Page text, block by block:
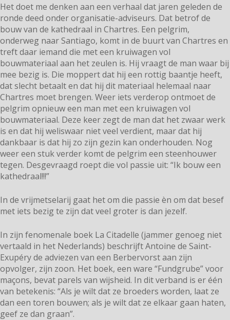
Het doet me denken aan een verhaal dat jaren geleden de
ronde deed onder organisatie-adviseurs. Dat betrof de
bouw van de kathedraal in Chartres. Een pelgrim,
onderweg naar Santiago, komt in de buurt van Chartres en
treft daar iemand die met een kruiwagen vol
bouwmateriaal aan het zeulen is. Hij vraagt de man waar bij
mee bezig is. Die moppert dat hij een rottig baantje heeft,
dat slecht betaalt en dat hij dit materiaal helemaal naar
Chartres moet brengen. Weer iets verderop ontmoet de
pelgrim opnieuw een man met een kruiwagen vol
bouwmateriaal. Deze keer zegt de man dat het zwaar werk
is en dat hij weliswaar niet veel verdient, maar dat hij
dankbaar is dat hij zo zijn gezin kan onderhouden. Nog
weer een stuk verder komt de pelgrim een steenhouwer
tegen. Desgevraagd roept die vol passie uit: “Ik bouw een
kathedraal!!!”
In de vrijmetselarij gaat het om die passie èn om dat besef
met iets bezig te zijn dat veel groter is dan jezelf.
In zijn fenomenale boek La Citadelle (jammer genoeg niet
vertaald in het Nederlands) beschrijft Antoine de Saint-
Exupéry de adviezen van een Berbervorst aan zijn
opvolger, zijn zoon. Het boek, een ware “Fundgrube” voor
maçons, bevat parels van wijsheid. In dit verband is er één
van betekenis: “Als je wilt dat ze broeders worden, laat ze
dan een toren bouwen; als je wilt dat ze elkaar gaan haten,
geef ze dan graan”.